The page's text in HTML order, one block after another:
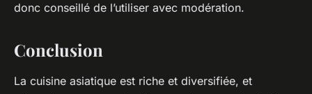
donc conseillé de l’utiliser avec modération.
Conclusion
La cuisine asiatique est riche et diversifiée, et